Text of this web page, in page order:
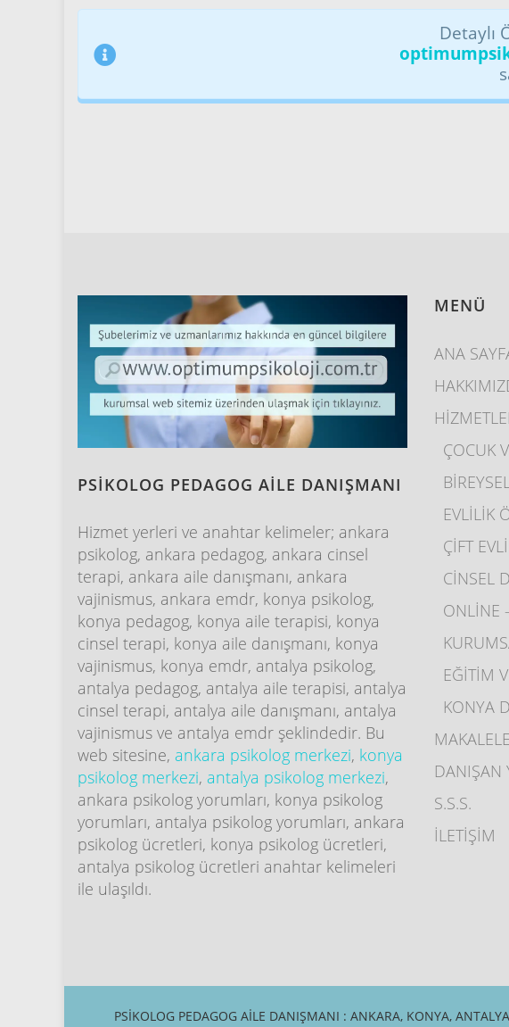
Detaylı
PSİKOLOG PEDAGOG AİLE DANIŞMANI
Hizmet yerleri ve anahtar kelimeler; ankara
psikolog, ankara pedagog, ankara cinsel
terapi, ankara aile danışmanı, ankara
vajinismus, ankara emdr, konya psikolog,
konya pedagog, konya aile terapisi, konya
cinsel terapi, konya aile danışmanı, konya
vajinismus, konya emdr, antalya psikolog,
antalya pedagog, antalya aile terapisi, antalya
cinsel terapi, antalya aile danışmanı, antalya
vajinismus ve antalya emdr şeklindedir. Bu
web sitesine, ankara psikolog merkezi, konya
psikolog merkezi, antalya psikolog merkezi,
ankara psikolog yorumları, konya psikolog
yorumları, antalya psikolog yorumları, ankara
psikolog ücretleri, konya psikolog ücretleri,
antalya psikolog ücretleri anahtar kelimeleri
ile ulaşıldı.
MENÜ
ANA
ÇOCUK
EVLİLİK
ÇİFT
CİNSEL
ONLİNE
EĞİTİM
KONYA
DANIŞAN
S.S.S.
İLETİŞİM
PSIKOLOG PEDAGOG AILE DANIŞMANI : ANKARA, KONYA,